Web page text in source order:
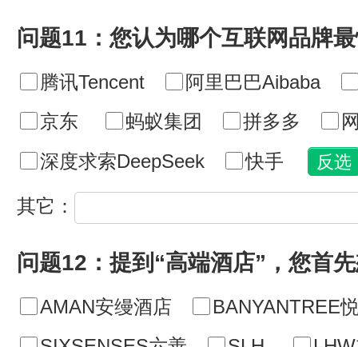
问题11：您认为哪个互联网品牌
腾讯Tencent
阿里巴巴Aibaba
京东
蚂蚁集团 拼多多
深度求索DeepSeek
快手
其它：
问题12：提到“高端酒店”，您首
AMAN安缦酒店
BANYANTREE